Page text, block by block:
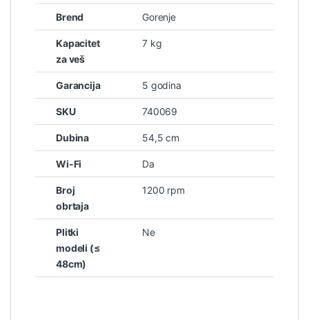
Brend Gorenje
Kapacitet
za veš
7 kg
Garancija 5 godina
SKU 740069
Dubina 54,5 cm
Wi-Fi Da
Broj
obrtaja
1200 rpm
Plitki
modeli (≤
48cm)
Ne